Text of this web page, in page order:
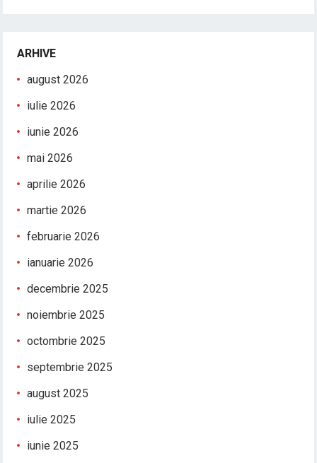
ARHIVE
august 2026
iulie 2026
iunie 2026
mai 2026
aprilie 2026
martie 2026
februarie 2026
ianuarie 2026
decembrie 2025
noiembrie 2025
octombrie 2025
septembrie 2025
august 2025
iulie 2025
iunie 2025